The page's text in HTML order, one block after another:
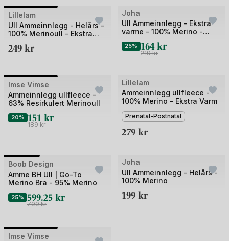
Bilde
av
Lillelam
Ull Ammeinnlegg - Helårs -
100% Merinoull - Ekstra
249 kr
Outlet
Joha
Ull Ammeinnlegg - Ekstra
varme - 100% Merino -
25% 164kr
219kr
Bilde
av
Imse Vimse
Ammeinnlegg ullfleece -
63% Resirkulert Merinoull
20% 151 kr
189kr
Lillelam
Ammeinnlegg ullfleece -
100% Merino - Ekstra Varm
Prenatal-Postnatal
279 kr
Bilde
av
Boob Design
Amme BH Ull | Go-To
Merino Bra - 95% Merino
25% 599.25 kr
799kr
UTSOLGT
Joha
Ull Ammeinnlegg - Helårs -
100% Merino
199 kr
UTSOLGT
Bilde
Imse Vimse